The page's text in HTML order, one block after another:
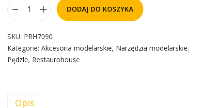
DODAJ DO KOSZYKA
SKU: PRH7090
Kategorie: Akcesoria modelarskie, Narzędzia modelarskie,
Pędzle, Restaurohouse
Opis